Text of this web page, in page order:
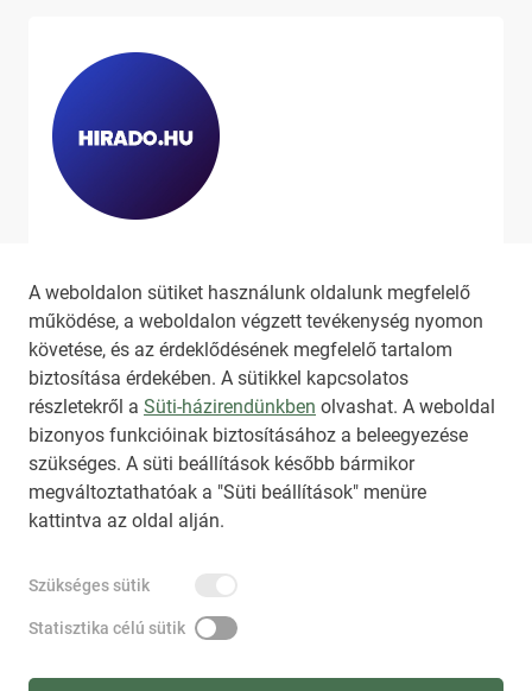
A weboldalon sütiket használunk oldalunk megfelelő
működése, a weboldalon végzett tevékenység nyomon
követése, és az érdeklődésének megfelelő tartalom
biztosítása érdekében. A sütikkel kapcsolatos
részletekről a Süti-házirendünkben olvashat. A weboldal
bizonyos funkcióinak biztosításához a beleegyezése
szükséges. A süti beállítások később bármikor
megváltoztathatóak a "Süti beállítások" menüre
kattintva az oldal alján.
Szükséges sütik
Statisztika célú sütik
látni, látogassa meg ahirado.hu
oldalát!
HIRADO.HU MEDIAKLIKK.HU
M4SPORT.HU NEMZETISPORT.HU
IMPRESSZUM
NEMZETI KÖZLEMÉNYTÁR MEGRENDELÉS
AKADÁLYMENTESÍTÉSI NYILATKOZAT
SÚGÓ